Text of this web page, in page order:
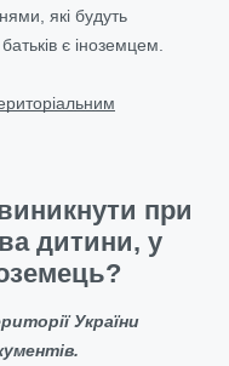
які будуть
є іноземцем.
при
дитини, у
України